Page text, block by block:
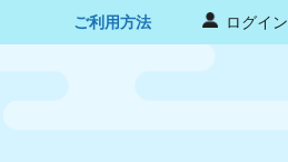
ご利用方法 ログイン